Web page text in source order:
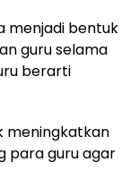
menjadi bentuk
guru selama
berarti
meningkatkan
para guru agar